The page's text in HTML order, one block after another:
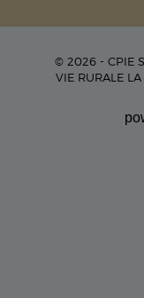
© 2026 - CPIE
VIE RURALE